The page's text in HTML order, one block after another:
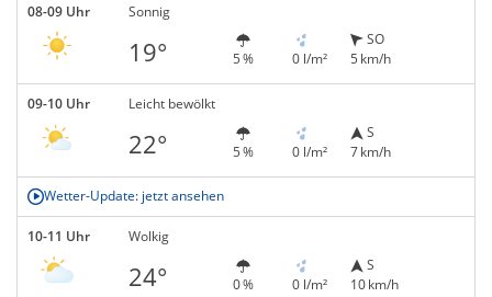
08-09 Uhr Sonnig
19° 5 % 0 l/m²
SO
5 km/h
09-10 Uhr Leicht bewölkt
22° 5 % 0 l/m²
S
7 km/h
Wetter-Update: jetzt ansehen
10-11 Uhr Wolkig
24° 0 % 0 l/m²
S
10 km/h